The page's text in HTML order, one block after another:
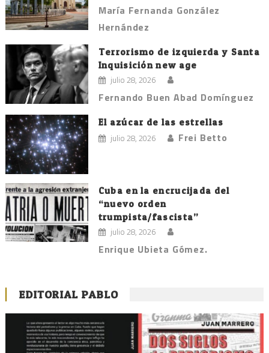
María Fernanda González
Hernández
Terrorismo de izquierda y Santa
Inquisición new age
julio 28, 2026
Fernando Buen Abad Domínguez
El azúcar de las estrellas
julio 28, 2026 Frei Betto
Cuba en la encrucijada del
“nuevo orden
trumpista/fascista”
julio 28, 2026
Enrique Ubieta Gómez.
EDITORIAL PABLO